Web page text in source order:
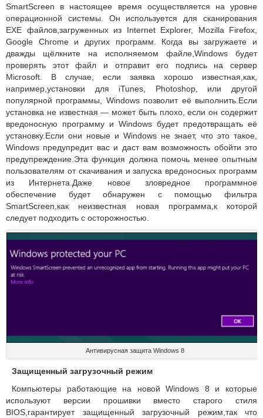
SmartScreen в настоящее время осуществляется на уровне
операционной системы. Он используется для сканирования
EXE файлов,загруженных из Internet Explorer, Mozilla Firefox,
Google Chrome и других программ. Когда вы загружаете и
дважды щёлкните на исполняемом файле,Windows будет
проверять этот файл и отправит его подпись на сервер
Microsoft. В случае, если заявка хорошо известная,как,
например,установки для iTunes, Photoshop, или другой
популярной программы, Windows позволит её выполнить.Если
установка не известная — может быть плохо, если он содержит
вредоносную программу и Windows будет предотвращать её
установку.Если они новые и Windows не знает, что это такое,
Windows предупредит вас и даст вам возможность обойти это
предупреждение.Эта функция должна помочь менее опытным
пользователям от скачивания и запуска вредоносных программ
из Интернета.Даже новое зловредное программное
обеспечение будет обнаружен с помощью фильтра
SmartScreen,как неизвестная новая программа,к которой
следует подходить с осторожностью.
Антивирусная защита Windows 8
Защищенный загрузочный режим
Компьютеры работающие на новой Windows 8 и которые
используют версии прошивки вместо старого стиля
BIOS,гарантирует защищенный загрузочный режим,так что